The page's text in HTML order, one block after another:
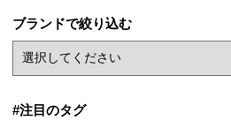
ブランドで絞り込む
#注目のタグ